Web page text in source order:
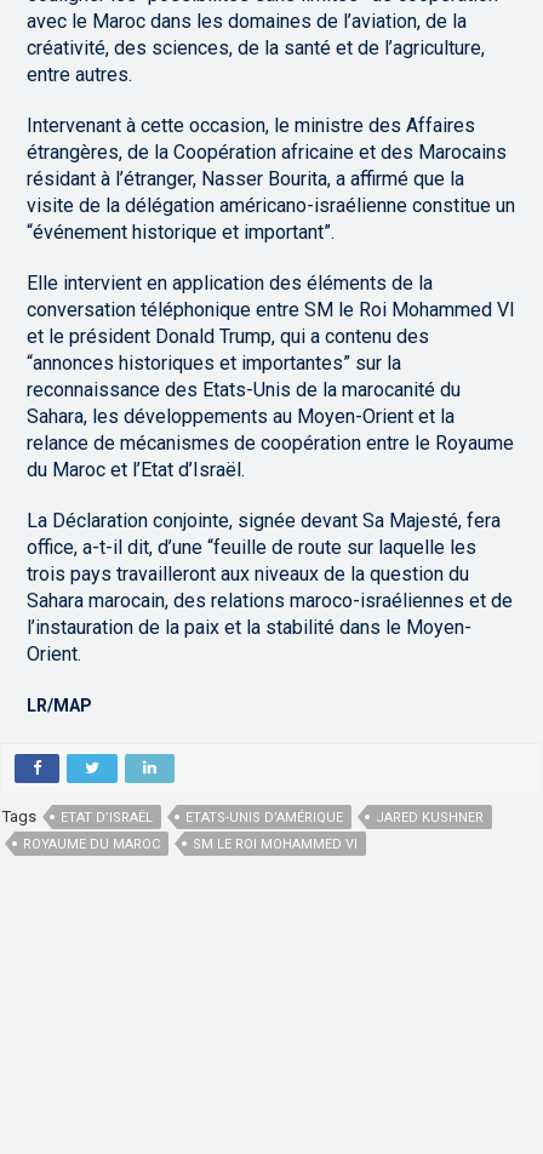
avec le Maroc dans les domaines de l’aviation, de la
créativité, des sciences, de la santé et de l’agriculture,
entre autres.
Intervenant à cette occasion, le ministre des Affaires
étrangères, de la Coopération africaine et des Marocains
résidant à l’étranger, Nasser Bourita, a affirmé que la
visite de la délégation américano-israélienne constitue un
“événement historique et important”.
Elle intervient en application des éléments de la
conversation téléphonique entre SM le Roi Mohammed VI
et le président Donald Trump, qui a contenu des
“annonces historiques et importantes” sur la
reconnaissance des Etats-Unis de la marocanité du
Sahara, les développements au Moyen-Orient et la
relance de mécanismes de coopération entre le Royaume
du Maroc et l’Etat d’Israël.
La Déclaration conjointe, signée devant Sa Majesté, fera
office, a-t-il dit, d’une “feuille de route sur laquelle les
trois pays travailleront aux niveaux de la question du
Sahara marocain, des relations maroco-israéliennes et de
l’instauration de la paix et la stabilité dans le Moyen-
Orient.
LR/MAP
Tags ETAT D’ISRAËL ETATS-UNIS D’AMÉRIQUE
JARED KUSHNER
ROYAUME DU MAROC
SM LE ROI MOHAMMED VI